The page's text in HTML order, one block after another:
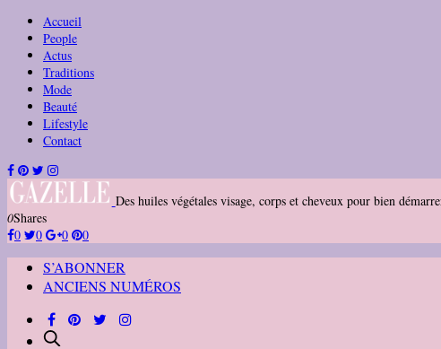
Accueil
People
Actus
Traditions
Mode
Beauté
Lifestyle
Contact
Des huiles végétales visage, corps et cheveux pour bien
0Shares
0
0 0 0
S’ABONNER
ANCIENS NUMÉROS